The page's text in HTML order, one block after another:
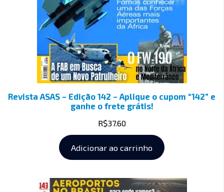
Revista ASAS – Edição 142 – Aplique o cupom “142” e
ganhe o frete grátis!
R$37.60
Adicionar ao carrinho